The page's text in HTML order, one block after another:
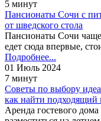
5 минут
Пансионаты Сочи с
от шведского стола
Пансионаты Сочи
едет сюда впервые,
Подробнее...
01 Июль 2024
7 минут
Советы по выбору
как найти подходящий
Аренда гостевого